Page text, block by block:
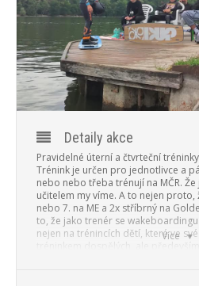
PROGRAM
NOVINKY
GALERIE
WEBKAMERA
Více
Detaily akce
Pravidelné úterní a čtvrteční
Trénink je určen pro jednotlivce a
nebo nebo třeba trénují na MČR.
učitelem my víme. A to nejen
nebo 7. na ME a 2x stříbrný na
to, že jako trenér se
nejen na trénincích dětí, které ve